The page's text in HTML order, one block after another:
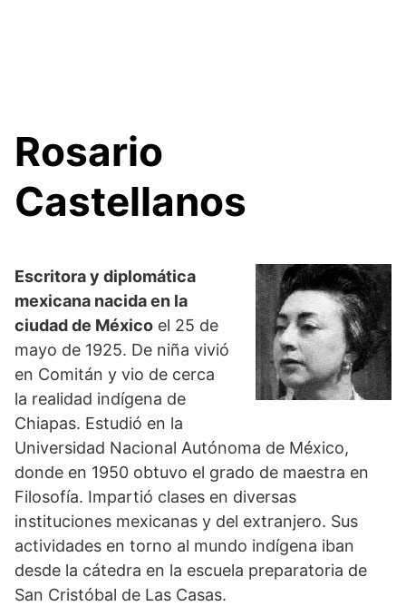
Rosario
Castellanos
Escritora y diplomática
mexicana nacida en la
ciudad de México el 25 de
mayo de 1925. De niña vivió
en Comitán y vio de cerca
la realidad indígena de
Chiapas. Estudió en la
Universidad Nacional Autónoma de México,
donde en 1950 obtuvo el grado de maestra en
Filosofía. Impartió clases en diversas
instituciones mexicanas y del extranjero. Sus
actividades en torno al mundo indígena iban
desde la cátedra en la escuela preparatoria de
San Cristóbal de Las Casas.